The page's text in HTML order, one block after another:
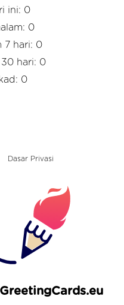
ini: 0
0
7 hari: 0
30 hari: 0
0
Dasar Privasi